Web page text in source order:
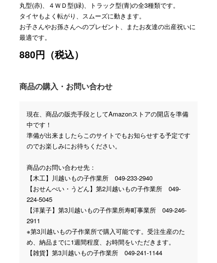
丸型(赤)、４ＷＤ型(緑)、トラック型(青)の全3種類です。
タイヤもよく転がり、スムーズに動きます。
お子さんやお孫さんへのプレゼント、またお友達の出産祝いに
最適です。
880円（税込）
商品の購入・お問い合わせ
現在、商品の販売手段としてAmazonストアの開店を準備
中です！
準備が出来ましたらこのサイトでもお知らせする予定です
のでお楽しみにお待ちください。
商品のお問い合わせ先：
【木工】川越いもの子作業所 049-233-2940
【おせんべい・うどん】第2川越いもの子作業所 049-
224-5045
【洋菓子】第3川越いもの子作業所寿町事業所 049-246-
2911
※第3川越いもの子作業所で購入可能です。受注生産のた
め、納品までに1週間程度、お時間をいただきます。
【雑貨】第3川越いもの子作業所 049-241-1144